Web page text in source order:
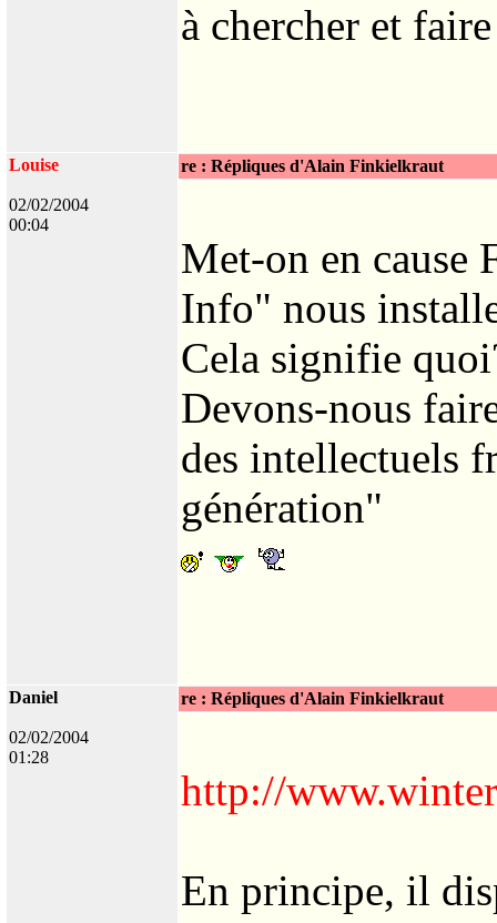
à chercher et
Louise
02/02/2004
00:04
re : Répliques d'Alain Finkielkraut
Met-on en cause
Info" nous
Cela signifie
Devons-nous
des intellectuels
génération"
Daniel
02/02/2004
01:28
re : Répliques d'Alain Finkielkraut
http://
En principe, il